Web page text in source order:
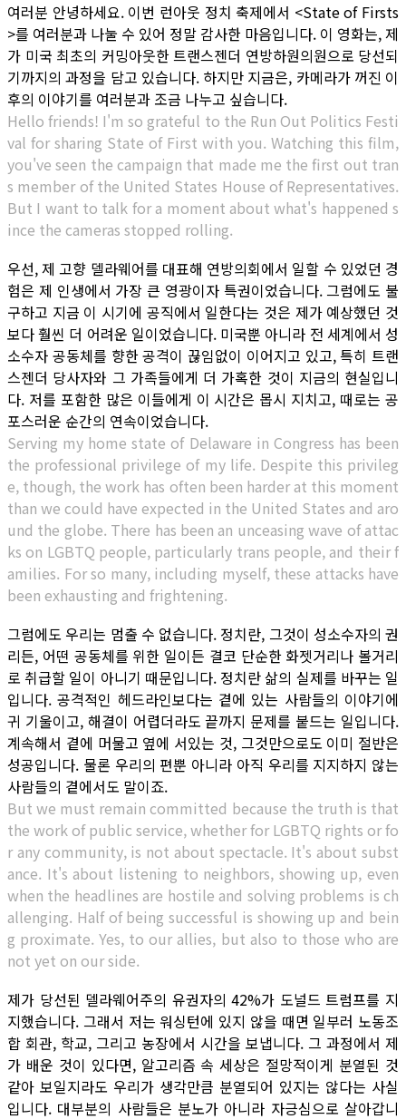
여러분 안녕하세요. 이번 런아웃 정치 축제에서 <State of Firsts
>를 여러분과 나눌 수 있어 정말 감사한 마음입니다. 이 영화는, 제
가 미국 최초의 커밍아웃한 트랜스젠더 연방하원의원으로 당선되
기까지의 과정을 담고 있습니다. 하지만 지금은, 카메라가 꺼진 이
후의 이야기를 여러분과 조금 나누고 싶습니다.
Hello friends! I'm so grateful to the Run Out Politics Festi
val for sharing State of First with you. Watching this film,
you've seen the campaign that made me the first out tran
s member of the United States House of Representatives.
But I want to talk for a moment about what's happened s
ince the cameras stopped rolling.
우선, 제 고향 델라웨어를 대표해 연방의회에서 일할 수 있었던 경
험은 제 인생에서 가장 큰 영광이자 특권이었습니다. 그럼에도 불
구하고 지금 이 시기에 공직에서 일한다는 것은 제가 예상했던 것
보다 훨씬 더 어려운 일이었습니다. 미국뿐 아니라 전 세계에서 성
소수자 공동체를 향한 공격이 끊임없이 이어지고 있고, 특히 트랜
스젠더 당사자와 그 가족들에게 더 가혹한 것이 지금의 현실입니
다. 저를 포함한 많은 이들에게 이 시간은 몹시 지치고, 때로는 공
포스러운 순간의 연속이었습니다.
Serving my home state of Delaware in Congress has been
the professional privilege of my life. Despite this privileg
e, though, the work has often been harder at this moment
than we could have expected in the United States and aro
und the globe. There has been an unceasing wave of attac
ks on LGBTQ people, particularly trans people, and their f
amilies. For so many, including myself, these attacks have
been exhausting and frightening.
그럼에도 우리는 멈출 수 없습니다. 정치란, 그것이 성소수자의 권
리든, 어떤 공동체를 위한 일이든 결코 단순한 화젯거리나 볼거리
로 취급할 일이 아니기 때문입니다. 정치란 삶의 실제를 바꾸는 일
입니다. 공격적인 헤드라인보다는 곁에 있는 사람들의 이야기에
귀 기울이고, 해결이 어렵더라도 끝까지 문제를 붙드는 일입니다.
계속해서 곁에 머물고 옆에 서있는 것, 그것만으로도 이미 절반은
성공입니다. 물론 우리의 편뿐 아니라 아직 우리를 지지하지 않는
사람들의 곁에서도 말이죠.
But we must remain committed because the truth is that
the work of public service, whether for LGBTQ rights or fo
r any community, is not about spectacle. It's about subst
ance. It's about listening to neighbors, showing up, even
when the headlines are hostile and solving problems is ch
allenging. Half of being successful is showing up and bein
g proximate. Yes, to our allies, but also to those who are
not yet on our side.
제가 당선된 델라웨어주의 유권자의 42%가 도널드 트럼프를 지
지했습니다. 그래서 저는 워싱턴에 있지 않을 때면 일부러 노동조
합 회관, 학교, 그리고 농장에서 시간을 보냅니다. 그 과정에서 제
가 배운 것이 있다면, 알고리즘 속 세상은 절망적이게 분열된 것
같아 보일지라도 우리가 생각만큼 분열되어 있지는 않다는 사실
입니다. 대부분의 사람들은 분노가 아니라 자긍심으로 살아갑니